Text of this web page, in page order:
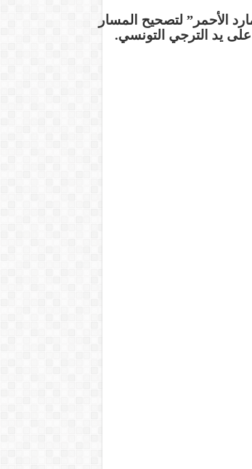
الأحمر” لتصحيح المسار
على يد الترجي التونسي.